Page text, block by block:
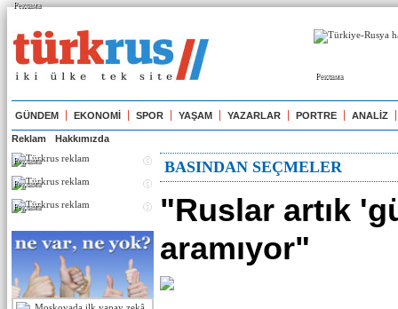
Реклама
Реклама
GÜNDEM EKONOMİ SPOR YAŞAM YAZARLAR PORTRE ANALİZ
Reklam Hakkımızda
Реклама
Реклама
Реклама
BASINDAN SEÇMELER
"Ruslar artık
aramıyor"